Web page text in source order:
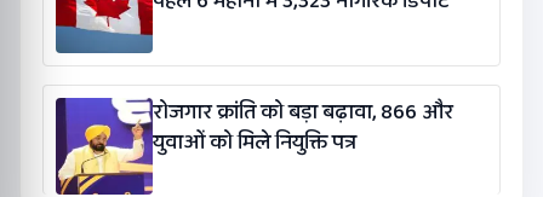
रोजगार क्रांति को बड़ा बढ़ावा, 866 और
युवाओं को मिले नियुक्ति पत्र